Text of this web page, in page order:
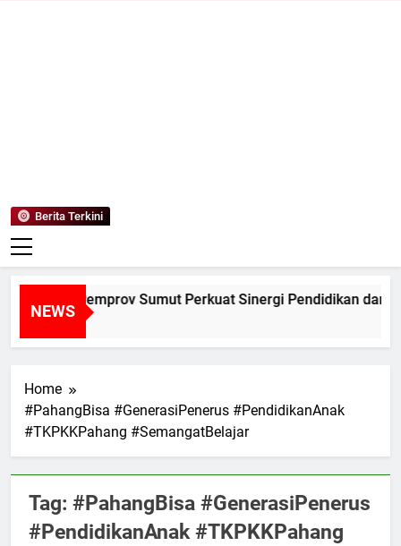
Berita Terkini
NEWS
dan Pemprov Sumut Perkuat Sinergi Pendidikan dan
Ago
Home
#PahangBisa #GenerasiPenerus #PendidikanAnak
#TKPKKPahang #SemangatBelajar
Tag: #PahangBisa #GenerasiPenerus
#PendidikanAnak #TKPKKPahang